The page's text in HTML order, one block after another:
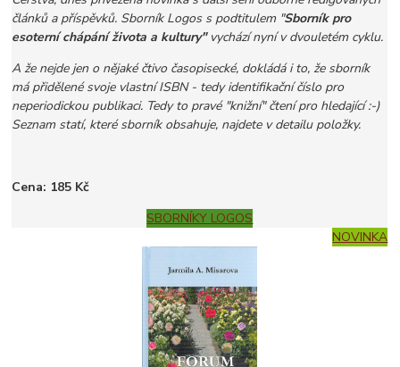
článků a příspěvků. Sborník Logos s podtitulem "Sborník pro
esoterní chápání života a kultury"vychází nyní v dvouletém cyklu.
A že nejde jen o nějaké čtivo časopisecké, dokládá i to, že sborník
má přidělené svoje vlastní ISBN - tedy identifikační číslo pro
neperiodickou publikaci. Tedy to pravé "knižní" čtení pro hledající :-)
Seznam statí, které sborník obsahuje, najdete v detailu položky.
Cena: 185 Kč
SBORNÍKY LOGOS
NOVINKA